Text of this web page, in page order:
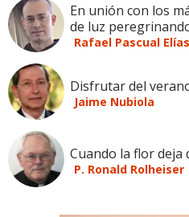
En unión con los
de luz
Rafael Pascual
Disfrutar del
Jaime Nubiola
Cuando la flor deja
P. Ronald Rolheiser